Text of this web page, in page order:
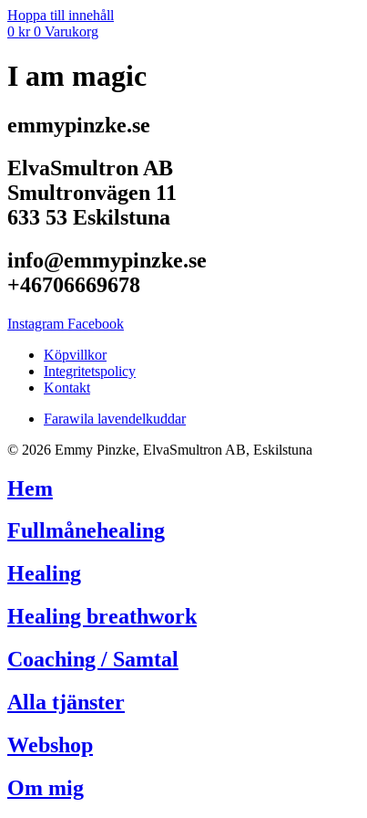
Hoppa till innehåll
0 kr 0 Varukorg
I am magic
emmypinzke.se
ElvaSmultron AB
Smultronvägen 11
633 53 Eskilstuna
info@emmypinzke.se
+46706669678
Instagram Facebook
Köpvillkor
Integritetspolicy
Kontakt
Farawila lavendelkuddar
© 2026 Emmy Pinzke, ElvaSmultron AB, Eskilstuna
Hem
Fullmånehealing
Healing
Healing breathwork
Coaching / Samtal
Alla tjänster
Webshop
Om mig